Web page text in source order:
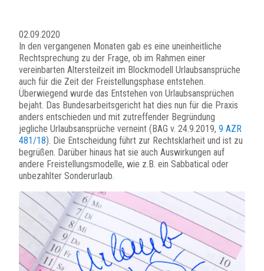
02.09.2020
In den vergangenen Monaten gab es eine uneinheitliche
Rechtsprechung zu der Frage, ob im Rahmen einer
vereinbarten Altersteilzeit im Blockmodell Urlaubsansprüche
auch für die Zeit der Freistellungsphase entstehen.
Überwiegend wurde das Entstehen von Urlaubsansprüchen
bejaht. Das Bundesarbeitsgericht hat dies nun für die Praxis
anders entschieden und mit zutreffender Begründung
jegliche Urlaubsansprüche verneint (BAG v. 24.9.2019, 9 AZR
481/18). Die Entscheidung führt zur Rechtsklarheit und ist zu
begrüßen. Darüber hinaus hat sie auch Auswirkungen auf
andere Freistellungsmodelle, wie z.B. ein Sabbatical oder
unbezahlter Sonderurlaub.